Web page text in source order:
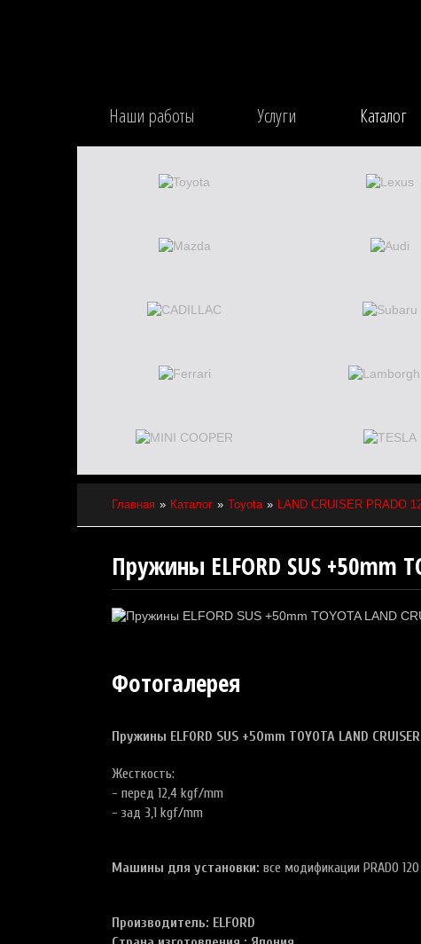
Наши работы Услуги Каталог
Главная Каталог Toyota LAND CRUISER PRADO
Пружины ELFORD SUS +50mm
Фотогалерея
Пружины ELFORD SUS +50mm TOYOTA LAND
Жесткость:
- перед 12,4 kgf/mm
- зад 3,1 kgf/mm
Машины для установки: все модификации PRADO
Производитель: ELFORD